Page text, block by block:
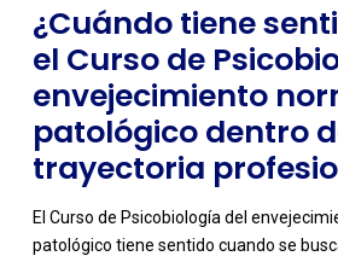
¿Cuándo tiene
el Curso de
envejecimiento
patológico dentro
trayectoria
El Curso de Psicobiología del
patológico tiene sentido cuando se